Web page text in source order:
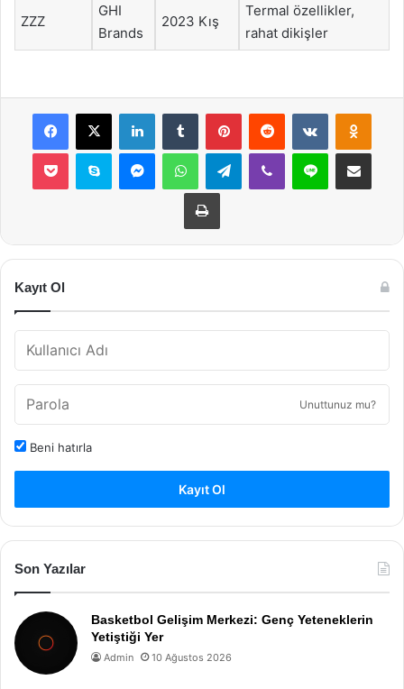
ZZZ
GHI
Brands
2023 Kış
Termal özellikler,
rahat dikişler
Facebook
X LinkedInTumblr PinterestReddit VKontakte
Pocket Skype MessengerWhatsAppTelegramViber Line E-Posta ile
Yazdır
Kayıt Ol
Unuttunuz mu?
Beni hatırla
Kayıt Ol
Son Yazılar
Basketbol Gelişim Merkezi: Genç Yeteneklerin
Yetiştiği Yer
Admin 10 Ağustos 2026